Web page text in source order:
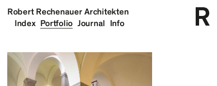
Robert Rechenauer Architekten
Index Portfolio Journal Info